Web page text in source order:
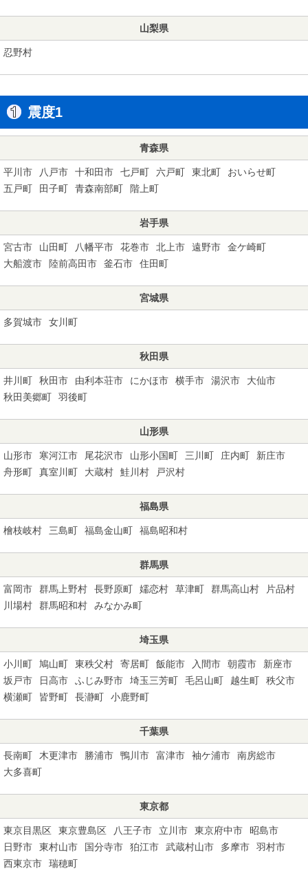
山梨県
忍野村
震度1
青森県
平川市 八戸市 十和田市 七戸町 六戸町 東北町
おいらせ町
五戸町
田子町 青森南部町 階上町
岩手県
宮古市 山田町 八幡平市 花巻市 北上市 遠野市
金ケ崎町
大船渡市
陸前高田市 釜石市 住田町
宮城県
多賀城市 女川町
秋田県
井川町 秋田市 由利本荘市 にかほ市 横手市 湯沢市
大仙市
秋田美郷町
羽後町
山形県
山形市 寒河江市 尾花沢市 山形小国町 三川町 庄内町
新庄市
舟形町
真室川町 大蔵村 鮭川村 戸沢村
福島県
檜枝岐村 三島町 福島金山町 福島昭和村
群馬県
富岡市 群馬上野村 長野原町 嬬恋村 草津町 群馬高山村
片品村
川場村
群馬昭和村 みなかみ町
埼玉県
小川町 鳩山町 東秩父村 寄居町 飯能市 入間市 朝霞市
新座市
坂戸市
日高市 ふじみ野市 埼玉三芳町 毛呂山町 越生町
秩父市
横瀬町
皆野町 長瀞町 小鹿野町
千葉県
長南町 木更津市 勝浦市 鴨川市 富津市 袖ケ浦市
南房総市
大多喜町
東京都
東京目黒区 東京豊島区 八王子市 立川市 東京府中市
昭島市
日野市
東村山市 国分寺市 狛江市 武蔵村山市 多摩市
羽村市
西東京市
瑞穂町